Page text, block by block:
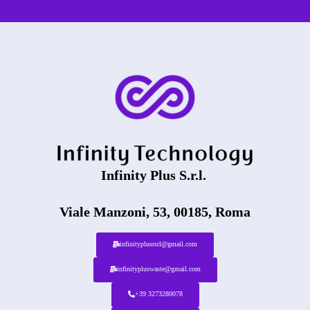
Infinity Plus S.r.l.
Viale Manzoni, 53, 00185, Roma
infinityplusrsrl@gmail.com
infinitypluswaste@gmail.com
+39 3273280078